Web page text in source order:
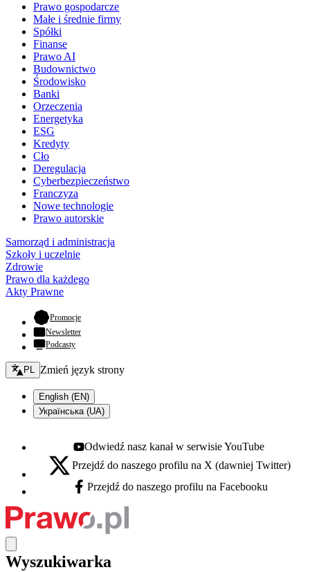
Prawo gospodarcze
Małe i średnie firmy
Spółki
Finanse
Prawo AI
Budownictwo
Środowisko
Banki
Orzeczenia
Energetyka
ESG
Kredyty
Cło
Deregulacja
Cyberbezpieczeństwo
Franczyza
Nowe technologie
Prawo autorskie
Samorząd i administracja
Szkoły i uczelnie
Zdrowie
Prawo dla każdego
Akty Prawne
Promocje- otwiera się w nowej karcie
Newsletter
Podcasty
Zmień język - bieżący:
PL Zmień język strony
English (EN)
Українська (UA)
Youtube - otwiera się w nowej karcie
Odwiedź nasz kanał w serwisie YouTube
X - otwiera się w nowej karcie
Przejdź do naszego profilu na X (dawniej Twitter)
Facebook - otwiera się w nowej karcie
Przejdź do naszego profilu na Facebooku
Wyszukiwarka